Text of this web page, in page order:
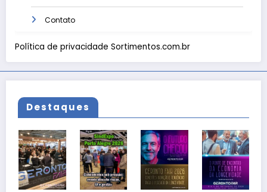
Contato
Política de privacidade Sortimentos.com.br
Destaques
Fair